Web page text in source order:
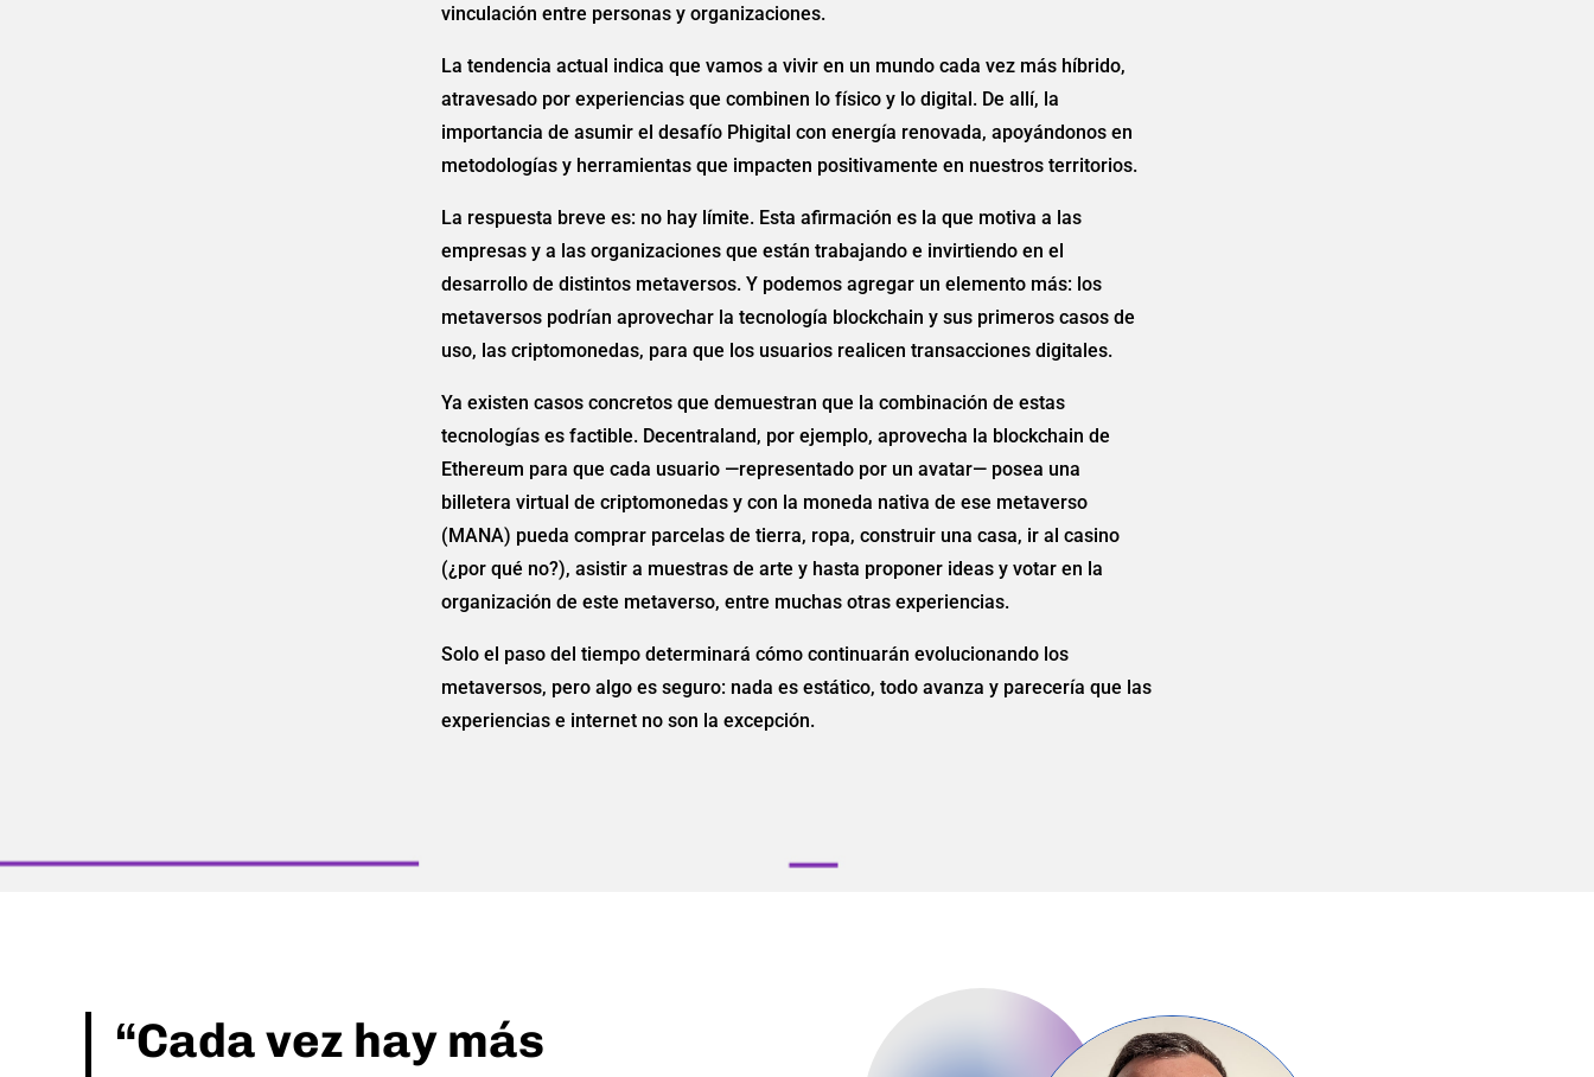
vinculación entre personas y organizaciones.
La tendencia actual indica que vamos a vivir en un mundo cada vez más híbrido,
atravesado por experiencias que combinen lo físico y lo digital. De allí, la
importancia de asumir el desafío Phigital con energía renovada, apoyándonos en
metodologías y herramientas que impacten positivamente en nuestros territorios.
La respuesta breve es: no hay límite. Esta afirmación es la que motiva a las
empresas y a las organizaciones que están trabajando e invirtiendo en el
desarrollo de distintos metaversos. Y podemos agregar un elemento más: los
metaversos podrían aprovechar la tecnología blockchain y sus primeros casos de
uso, las criptomonedas, para que los usuarios realicen transacciones digitales.
Ya existen casos concretos que demuestran que la combinación de estas
tecnologías es factible. Decentraland, por ejemplo, aprovecha la blockchain de
Ethereum para que cada usuario —representado por un avatar— posea una
billetera virtual de criptomonedas y con la moneda nativa de ese metaverso
(MANA) pueda comprar parcelas de tierra, ropa, construir una casa, ir al casino
(¿por qué no?), asistir a muestras de arte y hasta proponer ideas y votar en la
organización de este metaverso, entre muchas otras experiencias.
Solo el paso del tiempo determinará cómo continuarán evolucionando los
metaversos, pero algo es seguro: nada es estático, todo avanza y parecería que las
experiencias e internet no son la excepción.
“Cada vez hay más